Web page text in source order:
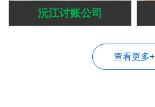
沅江讨账公司
查看更多+